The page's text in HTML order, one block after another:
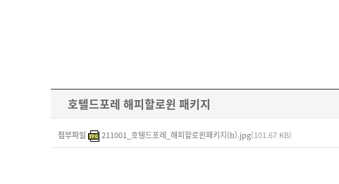
호텔드포레 해피할로윈 패키지
첨부파일 211001_호텔드포레_해피할로윈패키지(b).jpg(101.67 KB)